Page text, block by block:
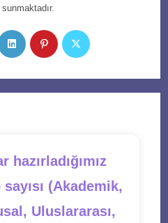
Opens
in
Opens
in
Opens
hazırladığımız
(Akademik,
Uluslararası,